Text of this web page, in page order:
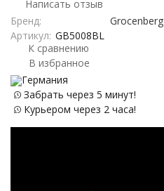
Написать отзыв
Бренд:
Grocenberg
Артикул: GB5008BL
К сравнению
В избранное
Германия
Забрать через 5 минут!
Курьером через 2 часа!